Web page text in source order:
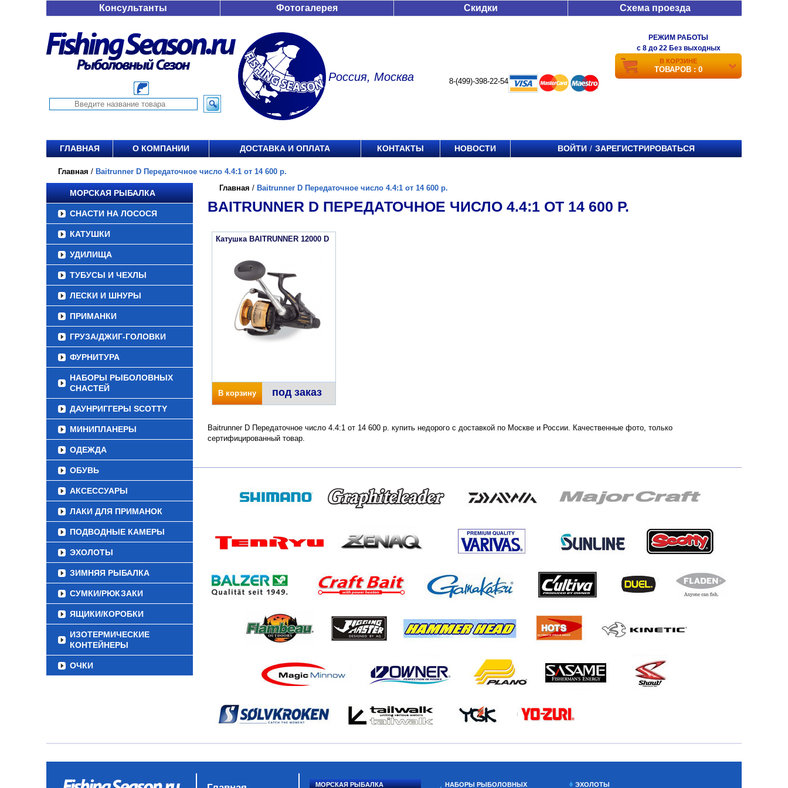
Консультанты Фотогалерея Скидки Схема проезда
Россия, Москва 8-(499)-398-22-54
РЕЖИМ РАБОТЫ
c 8 до 22 Без выходных
В КОРЗИНЕ
ТОВАРОВ : 0
ГЛАВНАЯ О КОМПАНИИ ДОСТАВКА И ОПЛАТА КОНТАКТЫ НОВОСТИ ВОЙТИ / ЗАРЕГИСТРИРОВАТЬСЯ
Главная / Baitrunner D Передаточное число 4.4:1 от 14 600 р.
МОРСКАЯ РЫБАЛКА
СНАСТИ НА ЛОСОСЯ
КАТУШКИ
УДИЛИЩА
ТУБУСЫ И ЧЕХЛЫ
ЛЕСКИ И ШНУРЫ
ПРИМАНКИ
ГРУЗА/ДЖИГ-ГОЛОВКИ
ФУРНИТУРА
НАБОРЫ РЫБОЛОВНЫХ
СНАСТЕЙ
ДАУНРИГГЕРЫ SCOTTY
МИНИПЛАНЕРЫ
ОДЕЖДА
ОБУВЬ
АКСЕССУАРЫ
ЛАКИ ДЛЯ ПРИМАНОК
ПОДВОДНЫЕ КАМЕРЫ
ЭХОЛОТЫ
ЗИМНЯЯ РЫБАЛКА
СУМКИ/РЮКЗАКИ
ЯЩИКИ/КОРОБКИ
ИЗОТЕРМИЧЕСКИЕ
КОНТЕЙНЕРЫ
ОЧКИ
Главная / Baitrunner D Передаточное число 4.4:1 от 14 600 р.
BAITRUNNER D ПЕРЕДАТОЧНОЕ ЧИСЛО 4.4:1 ОТ 14 600 Р.
Катушка BAITRUNNER 12000 D
В корзину под заказ
Baitrunner D Передаточное число 4.4:1 от 14 600 р. купить недорого с доставкой по Москве и России. Качественные фото, только
сертифицированный товар.
МОРСКАЯ РЫБАЛКА НАБОРЫ РЫБОЛОВНЫХ ЭХОЛОТЫ